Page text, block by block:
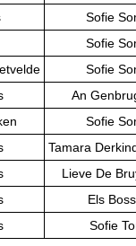
Sofie
Sofie
Sofie
An
Sofie
Tamara
Lieve De
Els
Sofie